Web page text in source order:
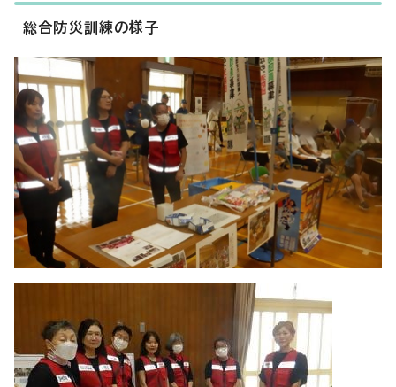
総合防災訓練の様子